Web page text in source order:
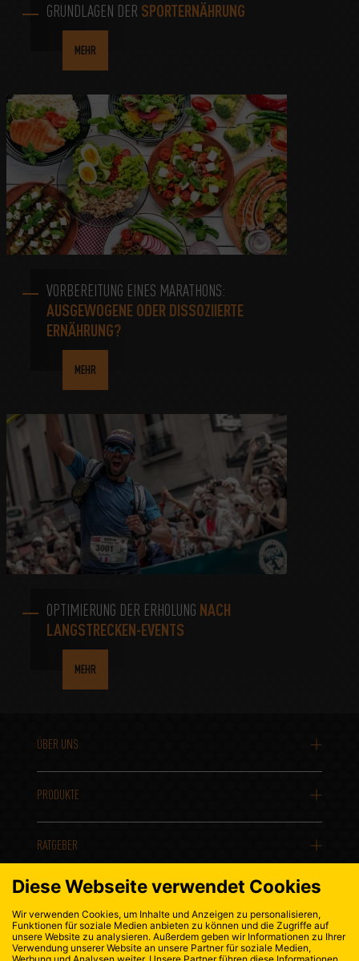
GRUNDLAGEN DER SPORTERNÄHRUNG
MEHR
VORBEREITUNG EINES MARATHONS:
AUSGEWOGENE ODER DISSOZIIERTE
ERNÄHRUNG?
MEHR
OPTIMIERUNG DER ERHOLUNG NACH
LANGSTRECKEN-EVENTS
MEHR
ÜBER UNS
PRODUKTE
RATGEBER
KONTAKT
DATENSCHUTZ